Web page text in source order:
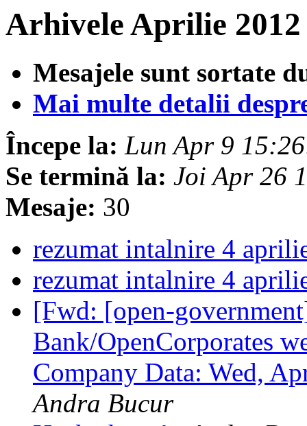
Arhivele Aprilie
Mesajele sunt sortate
Mai multe detalii
Începe la: Lun Apr 9
Se termină la: Joi Apr 26
Mesaje: 30
rezumat intalnire 4
rezumat intalnire 4
[Fwd: [open-
Bank/OpenCorporates
Company Data: Wed,
Andra Bucur